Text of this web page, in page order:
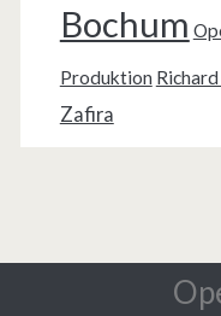
Bochum
Produktion
Zafira